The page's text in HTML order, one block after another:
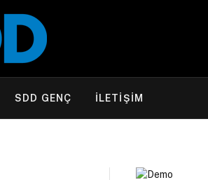
SDD GENÇ İLETİŞİM